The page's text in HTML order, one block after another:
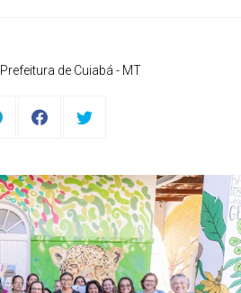
Prefeitura de Cuiabá - MT